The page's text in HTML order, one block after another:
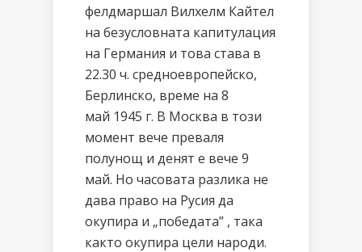
фелдмаршал Вилхелм Кайтел
на безусловната капитулация
на Германия и това става в
22.30 ч. средноевропейско,
Берлинско, време на 8
май 1945 г. В Москва в този
момент вече преваля
полунощ и денят е вече 9
май. Но часовата разлика не
дава право на Русия да
окупира и „победата” , така
както окупира цели народи.